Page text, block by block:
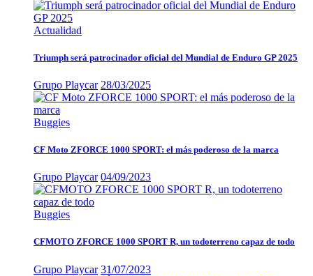
Actualidad
Triumph será patrocinador oficial del Mundial de Enduro GP 2025
Grupo Playcar 28/03/2025
Buggies
CF Moto ZFORCE 1000 SPORT: el más poderoso de la marca
Grupo Playcar 04/09/2023
Buggies
CFMOTO ZFORCE 1000 SPORT R, un todoterreno capaz de todo
Grupo Playcar 31/07/2023